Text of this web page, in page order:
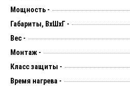
Мощность -
Габариты, ВхШхГ -
Вес -
Монтаж -
Класс защиты -
Время нагрева -